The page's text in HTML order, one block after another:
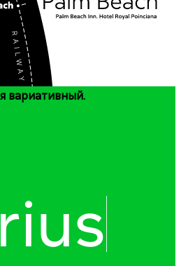
вариативный.